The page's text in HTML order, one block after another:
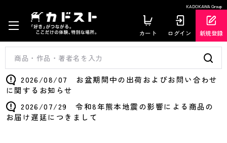
KADOKAWA Group
カート ログイン 新規登録
2026/08/07 お盆期間中の出荷およびお問い合わせ
に関するお知らせ
2026/07/29 令和8年熊本地震の影響による商品の
お届け遅延につきまして